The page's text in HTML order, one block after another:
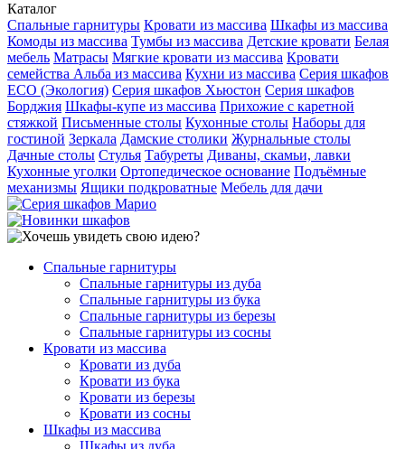
Каталог
Спальные гарнитуры Кровати из массива Шкафы из массива
Комоды из массива Тумбы из массива Детские кровати Белая
мебель Матрасы Мягкие кровати из массива Кровати
семейства Альба из массива Кухни из массива Серия шкафов
ECO (Экология) Серия шкафов Хьюстон Серия шкафов
Борджия Шкафы-купе из массива Прихожие с каретной
стяжкой Письменные столы Кухонные столы Наборы для
гостиной Зеркала Дамские столики Журнальные столы
Дачные столы Стулья Табуреты Диваны, скамьи, лавки
Кухонные уголки Ортопедическое основание Подъёмные
механизмы Ящики подкроватные Мебель для дачи
Спальные гарнитуры
Спальные гарнитуры из дуба
Спальные гарнитуры из бука
Спальные гарнитуры из березы
Спальные гарнитуры из сосны
Кровати из массива
Кровати из дуба
Кровати из бука
Кровати из березы
Кровати из сосны
Шкафы из массива
Шкафы из дуба